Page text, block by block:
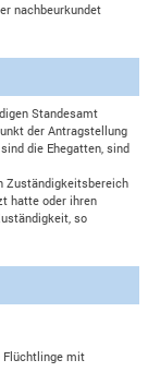
nachbeurkundet
Standesamt
der Antragstellung
die Ehegatten, sind
Zuständigkeitsbereich
hatte oder ihren
so
Flüchtlinge mit